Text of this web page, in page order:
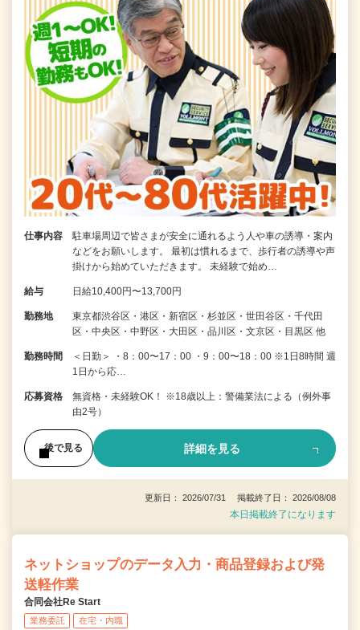
仕事内容
駐車場周辺で皆さまが安全に通れるよう人や車の誘導・案内
などをお願いします。 最初は慣れるまで、歩行者の誘導や声
掛けから始めていただきます。 未経験で始め…
給与 日給10,400円〜13,700円
勤務地
東京都渋谷区・港区・新宿区・杉並区・世田谷区・千代田
区・中央区・中野区・大田区・品川区・文京区・目黒区 他
勤務時間
＜日勤＞ ・8：00〜17：00 ・9：00〜18：00 ※1日8時間 週
1日から応…
応募資格
無資格・未経験OK！ ※18歳以上：警備業法による（例外事
由2号）
後で見る 詳細を見る
更新日： 2026/07/31 掲載終了日： 2026/08/08
本日掲載終了になります
ネットショップのデータ入力・商品登録および発
送軽作業
合同会社Re Start
業務委託 在宅・内職